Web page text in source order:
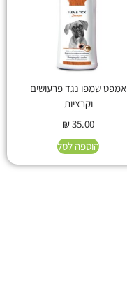
אמפט שמפו נגד פרעושים
וקרציות
₪35.00
הוספה לסל